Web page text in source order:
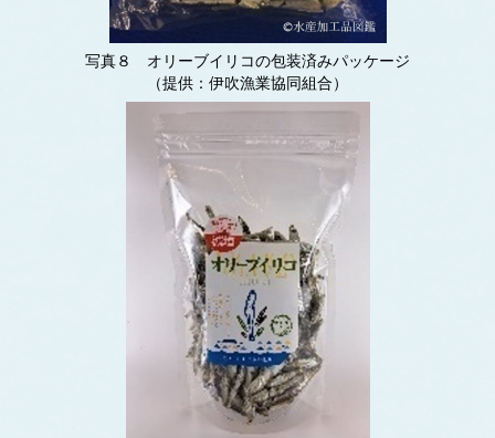
写真８ オリーブイリコの包装済みパッケージ
（提供：伊吹漁業協同組合）